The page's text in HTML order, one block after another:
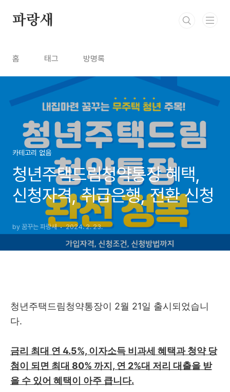
파랑새
홈 태그 방명록
카테고리 없음
청년주택드림청약통장 혜택,
신청자격, 취급은행, 전환 신청
by 꿈꾸는 파랑새 2024. 2. 23.
청년주택드림청약통장이 2월 21일 출시되었습니
다.
금리 최대 연 4.5%, 이자소득 비과세 혜택과 청약 당
첨이 되면 최대 80% 까지, 연 2%대 저리 대출을 받
을 수 있어 혜택이 아주 큽니다.